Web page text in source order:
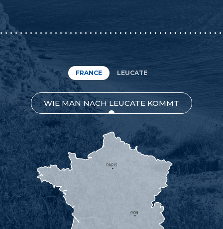
FRANCE LEUCATE
WIE MAN NACH LEUCATE KOMMT
LYON
PARIS